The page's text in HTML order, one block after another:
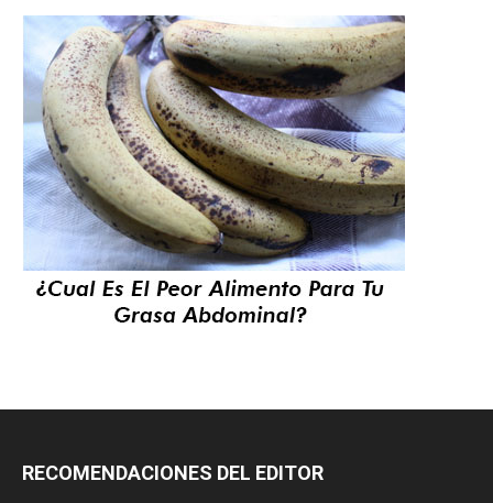
RECOMENDACIONES DEL EDITOR